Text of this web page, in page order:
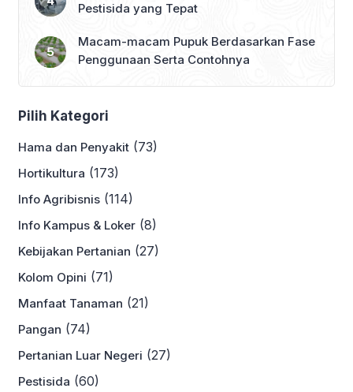
Pestisida yang Tepat
Macam-macam Pupuk Berdasarkan Fase
Penggunaan Serta Contohnya
Pilih Kategori
Hama dan Penyakit (73)
Hortikultura (173)
Info Agribisnis (114)
Info Kampus & Loker (8)
Kebijakan Pertanian (27)
Kolom Opini (71)
Manfaat Tanaman (21)
Pangan (74)
Pertanian Luar Negeri (27)
Pestisida (60)